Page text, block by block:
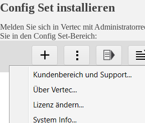
Config Set installieren
Melden Sie sich in Vertec mit
Sie in den Config Set-Bereich: